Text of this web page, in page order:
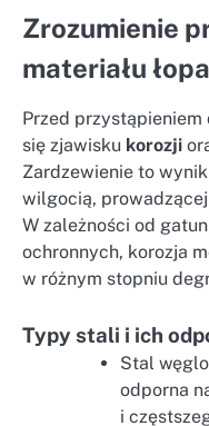
Zrozumienie
materiału
Przed
się zjawisku korozji
Zardzewienie to
wilgocią,
W zależności od
ochronnych, korozja
w różnym stopniu
Typy stali i ich
Stal
odporna
i